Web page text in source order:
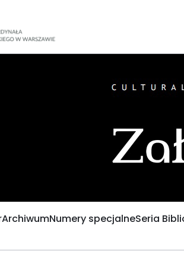
ArchiwumNumery specjalneSeria